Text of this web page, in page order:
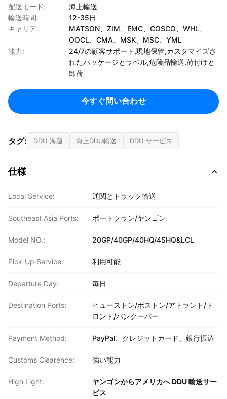
配送モード:
海上輸送
輸送時間:
12-35日
キャリア:
MATSON、ZIM、EMC、COSCO、WHL、
OOCL、CMA、MSK、MSC、YML
能力:
24/7の顧客サポート,現地保管,カスタマイズさ
れたパッケージとラベル,危険品輸送,荷付けと
卸荷
今すぐ問い合わせ
タグ: DDU 海運 海上DDU輸送 DDU サービス
仕様
Local Service: 通関とトラック輸送
Southeast Asia Ports: ポートクラン/ヤンゴン
Model NO.: 20GP/40GP/40HQ/45HQ&LCL
Pick-Up Service: 利用可能
Departure Day: 毎日
Destination Ports:
ヒューストン/ボストン/アトラント/ト
ロント/バンクーバー
Payment Method: PayPal、クレジットカード、銀行振込
Customs Clearence: 強い能力
High Light:
ヤンゴンからアメリカへ DDU 輸送サー
ビス